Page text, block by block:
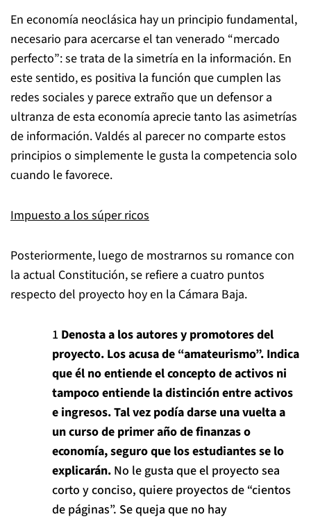
En economía neoclásica hay un principio fundamental,
necesario para acercarse el tan venerado “mercado
perfecto”: se trata de la simetría en la información. En
este sentido, es positiva la función que cumplen las
redes sociales y parece extraño que un defensor a
ultranza de esta economía aprecie tanto las asimetrías
de información. Valdés al parecer no comparte estos
principios o simplemente le gusta la competencia solo
cuando le favorece.
Impuesto a los súper ricos
Posteriormente, luego de mostrarnos su romance con
la actual Constitución, se refiere a cuatro puntos
respecto del proyecto hoy en la Cámara Baja.
Denosta a los autores y promotores del
proyecto. Los acusa de “amateurismo”. Indica
que él no entiende el concepto de activos ni
tampoco entiende la distinción entre activos
e ingresos. Tal vez podía darse una vuelta a
un curso de primer año de finanzas o
economía, seguro que los estudiantes se lo
explicarán. No le gusta que el proyecto sea
corto y conciso, quiere proyectos de “cientos
de páginas”. Se queja que no hay